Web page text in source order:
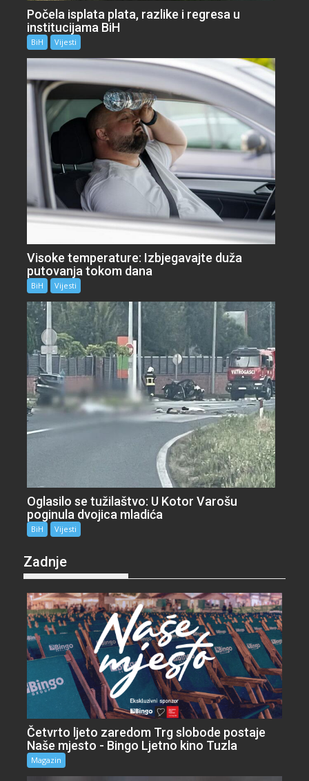
Počela isplata plata, razlike i regresa u
institucijama BiH
BiH Vijesti
Visoke temperature: Izbjegavajte duža
putovanja tokom dana
BiH Vijesti
Oglasilo se tužilaštvo: U Kotor Varošu
poginula dvojica mladića
BiH Vijesti
Zadnje
Četvrto ljeto zaredom Trg slobode postaje
Naše mjesto - Bingo Ljetno kino Tuzla
Magazin